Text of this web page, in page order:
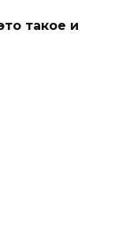
такое и